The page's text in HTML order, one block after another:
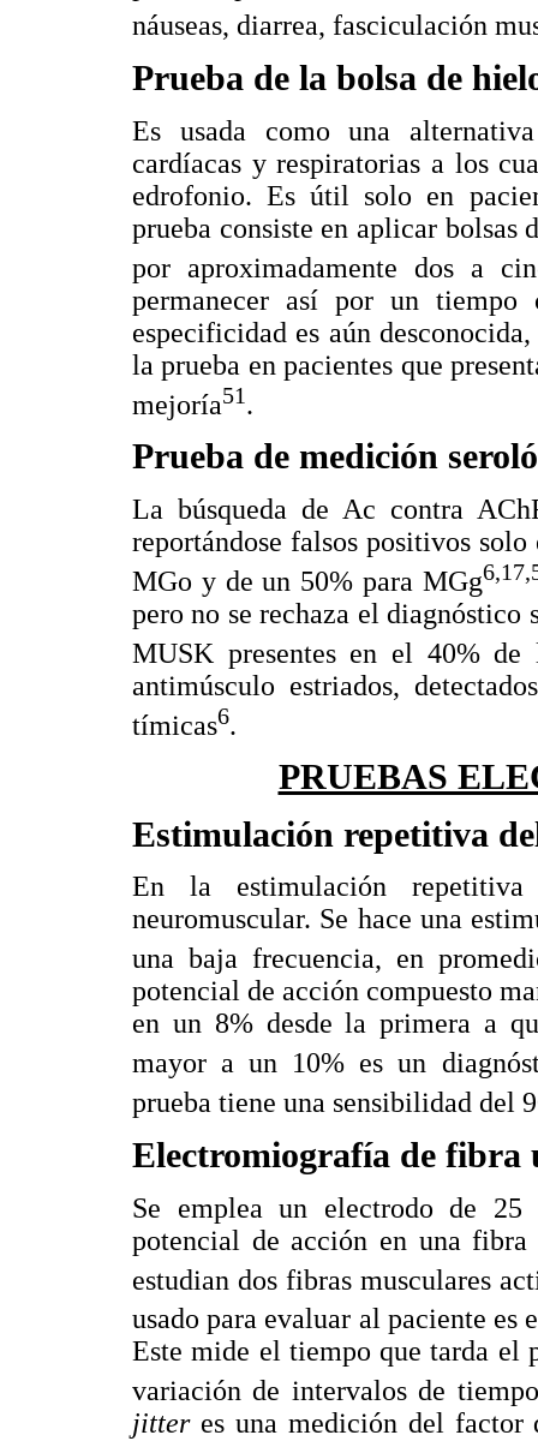
náuseas, diarrea, fasciculación
Prueba de la bolsa de
Es usada como una
cardíacas y respiratorias a los
edrofonio. Es útil solo en
prueba consiste en aplicar bolsas
por aproximadamente dos a
permanecer así por un
especificidad es aún
la prueba en pacientes que
mejoría51.
Prueba de medición
La búsqueda de Ac contra
reportándose falsos positivos
MGo y de un 50% para MGg
pero no se rechaza el diagnóstico
MUSK presentes en el 40% de
antimúsculo estriados,
tímicas6.
PRUEBAS
Estimulación repetitiva
En la estimulación
neuromuscular. Se hace una
una baja frecuencia, en
potencial de acción compuesto
en un 8% desde la primera a
mayor a un 10% es un
prueba tiene una sensibilidad del
Electromiografía de fibra
Se emplea un electrodo de
potencial de acción en una
estudian dos fibras musculares
usado para evaluar al paciente es
Este mide el tiempo que tarda el
variación de intervalos de
jitteres una medición del factor